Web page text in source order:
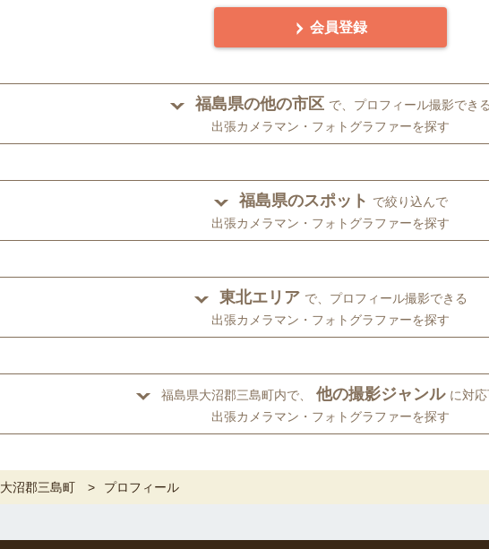
会員登録
福島県の他の市区 で、プロフィール撮影できる
出張カメラマン・フォトグラファーを探す
福島県のスポット で絞り込んで
出張カメラマン・フォトグラファーを探す
東北エリア で、プロフィール撮影できる
出張カメラマン・フォトグラファーを探す
福島県大沼郡三島町内で、 他の撮影ジャンル に対
出張カメラマン・フォトグラファーを探す
大沼郡三島町 プロフィール